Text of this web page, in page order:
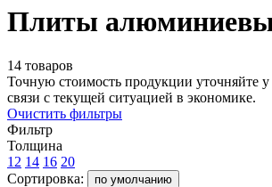
Плиты
14 товаров
Точную стоимость продукции уточняйте
связи с текущей ситуацией в экономике.
Очистить фильтры
Фильтр
Толщина
12 14 16 20
Сортировка:
по умолчанию